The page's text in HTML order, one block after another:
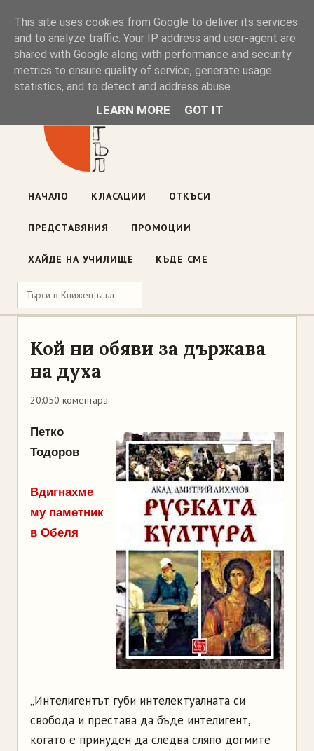
Книжен ъгъл
Блог на книжарницата — класации, откъси, нови книги
ул. „Оборище" 117, София· пон–пет 10:00–19:00 ·
НАЧАЛО КЛАСАЦИИ ОТКЪСИ
ПРЕДСТАВЯНИЯ ПРОМОЦИИ
ХАЙДЕ НА УЧИЛИЩЕ КЪДЕ СМЕ
Кой ни обяви за държава
на духа
20:050 коментара
Петко
Тодоров
Вдигнахме
му паметник
в Обеля
„Интелигентът губи интелектуалната си
свобода и престава да бъде интелигент,
когато е принуден да следва сляпо догмите
This site uses cookies from Google to deliver its services
and to analyze traffic. Your IP address and user-agent are
shared with Google along with performance and security
metrics to ensure quality of service, generate usage
statistics, and to detect and address abuse.
LEARN MORE GOT IT